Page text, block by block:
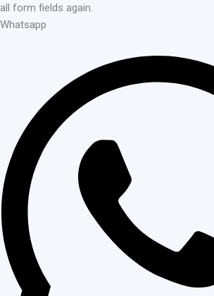
all form fields again.
Whatsapp